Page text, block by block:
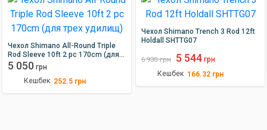
Чехол Shimano All-Round Triple
Rod Sleeve 10ft 2 pc 170cm (для
трех удилищ)
5 050 грн
Кешбек 252.5 грн
Чехол Shimano Trench 3 Rod 12ft
Holdall SHTTG07
6 930 грн 5 544 грн
Кешбек 166.32 грн